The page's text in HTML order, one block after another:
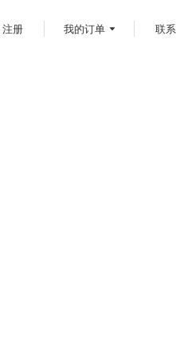
注册 我的订单 联